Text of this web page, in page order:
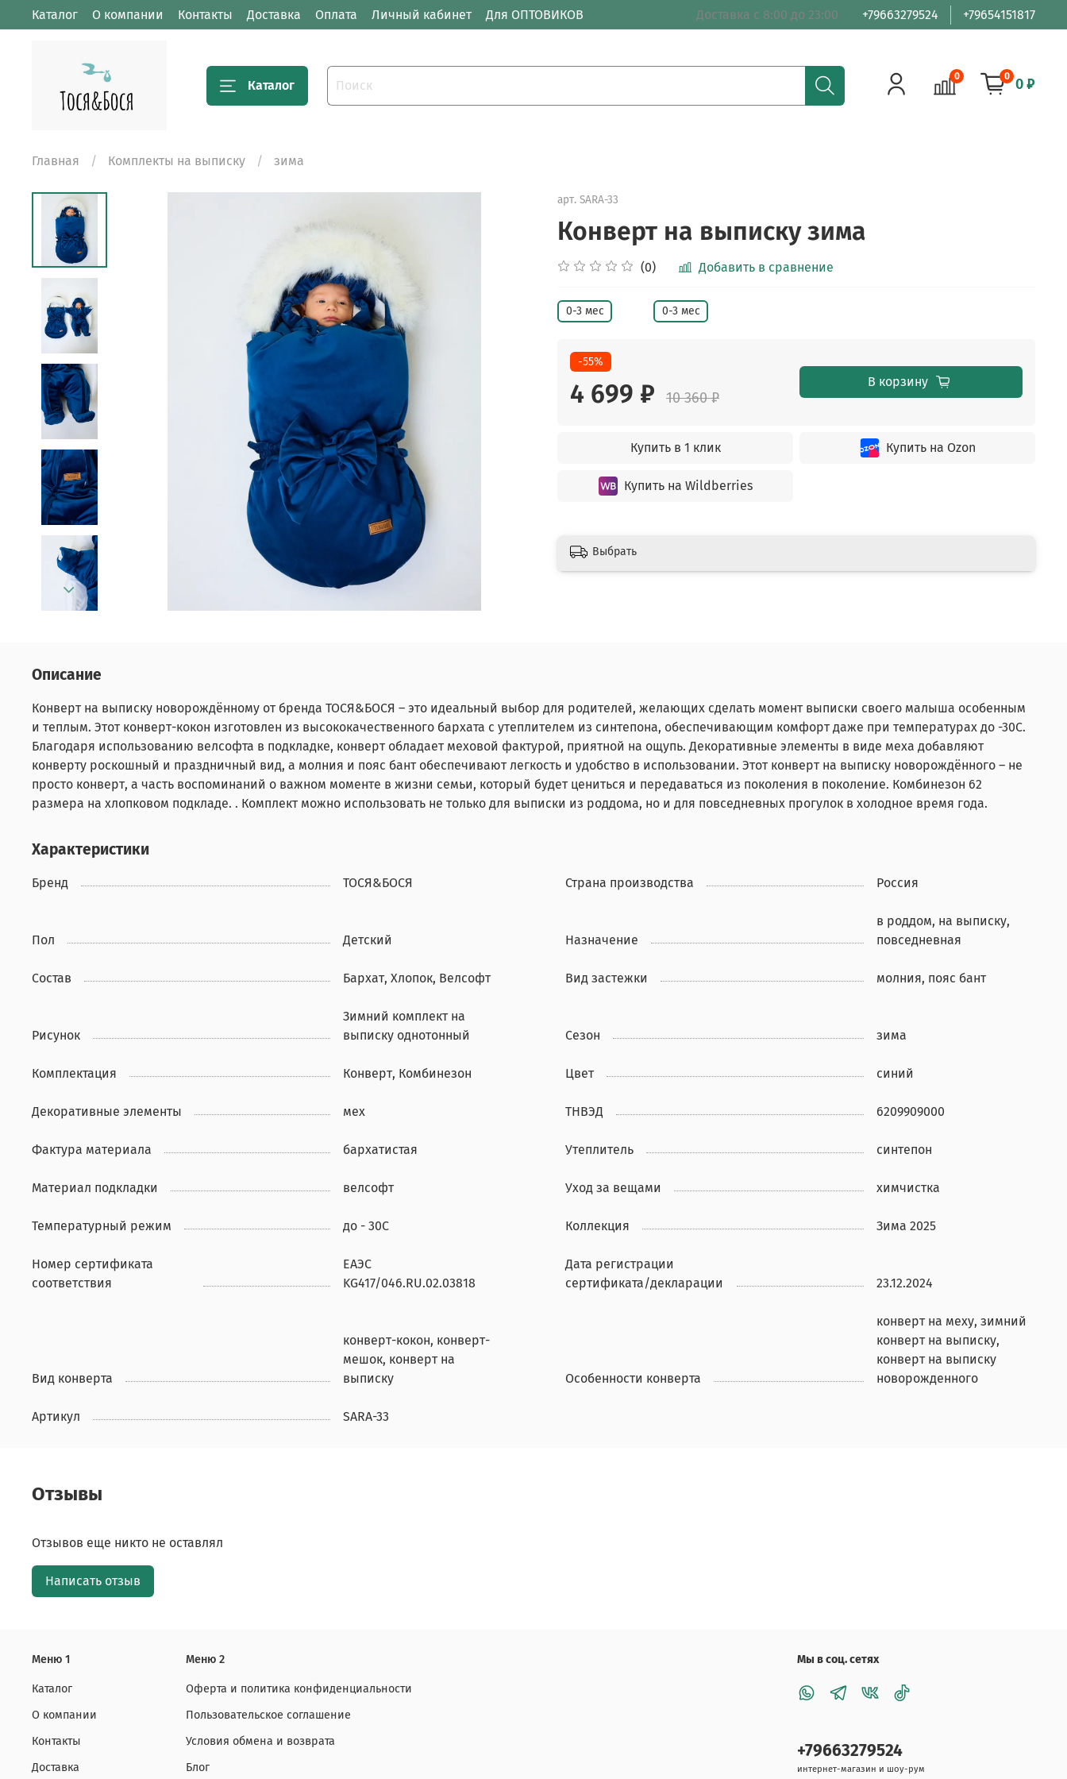
Каталог О компании Контакты Доставка Оплата Личный кабинет Для ОПТОВИКОВ Доставка с 8:00 до 23:00 +79663279524 +79654151817
Каталог
0 0 0 ₽
Главная Комплекты на выписку зима
арт. SARA-33
Конверт на выписку зима
(0) Добавить в сравнение
0-3 мес 0-3 мес
-55%
4 699 ₽ 10 360 ₽
В корзину
Купить в 1 клик Купить на Ozon
Купить на Wildberries
Выбрать
Описание
Конверт на выписку новорождённому от бренда ТОСЯ&БОСЯ – это идеальный выбор для родителей, желающих сделать момент выписки своего малыша особенным
и теплым. Этот конверт-кокон изготовлен из высококачественного бархата с утеплителем из синтепона, обеспечивающим комфорт даже при температурах до -30С.
Благодаря использованию велсофта в подкладке, конверт обладает меховой фактурой, приятной на ощупь. Декоративные элементы в виде меха добавляют
конверту роскошный и праздничный вид, а молния и пояс бант обеспечивают легкость и удобство в использовании. Этот конверт на выписку новорождённого – не
просто конверт, а часть воспоминаний о важном моменте в жизни семьи, который будет цениться и передаваться из поколения в поколение. Комбинезон 62
размера на хлопковом подкладе. . Комплект можно использовать не только для выписки из роддома, но и для повседневных прогулок в холодное время года.
Характеристики
Бренд ТОСЯ&БОСЯ Страна производства Россия
Пол Детский Назначение
в роддом, на выписку,
повседневная
Состав Бархат, Хлопок, Велсофт Вид застежки молния, пояс бант
Рисунок
Зимний комплект на
выписку однотонный
Сезон зима
Комплектация Конверт, Комбинезон Цвет синий
Декоративные элементы мех ТНВЭД 6209909000
Фактура материала бархатистая Утеплитель синтепон
Материал подкладки велсофт Уход за вещами химчистка
Температурный режим до - 30С Коллекция Зима 2025
Номер сертификата
соответствия
ЕАЭС
KG417/046.RU.02.03818
Дата регистрации
сертификата/декларации
23.12.2024
Вид конверта
конверт-кокон, конверт-
мешок, конверт на
выписку
Особенности конверта
конверт на меху, зимний
конверт на выписку,
конверт на выписку
новорожденного
Артикул SARA-33
Отзывы
Отзывов еще никто не оставлял
Написать отзыв
Меню 1
Каталог
О компании
Контакты
Доставка
Меню 2
Оферта и политика конфиденциальности
Пользовательское соглашение
Условия обмена и возврата
Блог
Мы в соц. сетях
+79663279524
интернет-магазин и шоу-рум